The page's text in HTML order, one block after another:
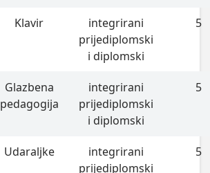
Klavir
integrirani
prijediplomski
i diplomski
5
Glazbena
pedagogija
integrirani
prijediplomski
i diplomski
5
Udaraljke
integrirani
prijediplomski
5